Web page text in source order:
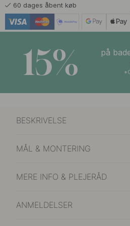
60 dages åbent køb
15%
på
BESKRIVELSE
MÅL & MONTERING
MERE INFO & PLEJERÅD
ANMELDELSER